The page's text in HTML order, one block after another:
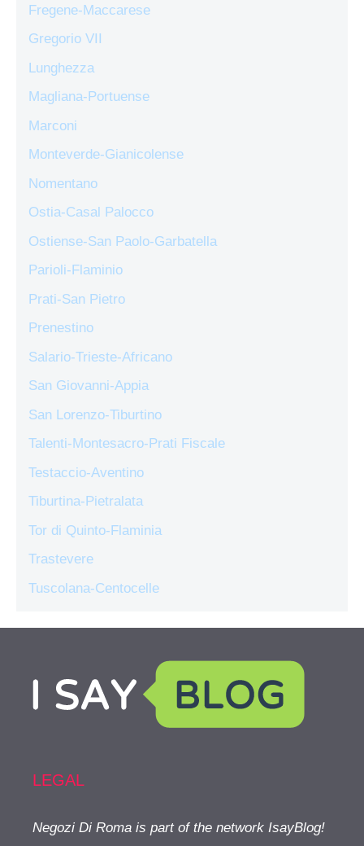
Fregene-Maccarese
Gregorio VII
Lunghezza
Magliana-Portuense
Marconi
Monteverde-Gianicolense
Nomentano
Ostia-Casal Palocco
Ostiense-San Paolo-Garbatella
Parioli-Flaminio
Prati-San Pietro
Prenestino
Salario-Trieste-Africano
San Giovanni-Appia
San Lorenzo-Tiburtino
Talenti-Montesacro-Prati Fiscale
Testaccio-Aventino
Tiburtina-Pietralata
Tor di Quinto-Flaminia
Trastevere
Tuscolana-Centocelle
LEGAL
Negozi Di Roma is part of the network IsayBlog!